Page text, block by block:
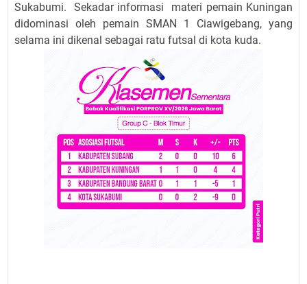
Sukabumi. Sekadar informasi materi pemain Kuningan
didominasi oleh pemain SMAN 1 Ciawigebang, yang
selama ini dikenal sebagai ratu futsal di kota kuda.